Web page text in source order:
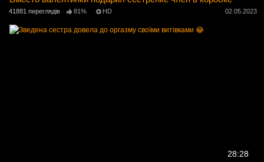
41881 переглядів 81% HD 02.05.2023
28:28